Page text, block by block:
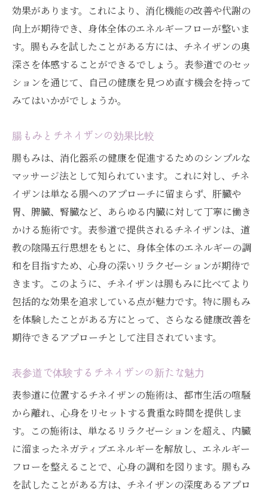
効果があります。これにより、消化機能の改善や代謝の
向上が期待でき、身体全体のエネルギーフローが整いま
す。腸もみを試したことがある方には、チネイザンの奥
深さを体感することができるでしょう。表参道でのセッ
ションを通じて、自己の健康を見つめ直す機会を持って
みてはいかがでしょうか。
腸もみとチネイザンの効果比較
腸もみは、消化器系の健康を促進するためのシンプルな
マッサージ法として知られています。これに対し、チネ
イザンは単なる腸へのアプローチに留まらず、肝臓や
胃、脾臓、腎臓など、あらゆる内臓に対して丁寧に働き
かける施術です。表参道で提供されるチネイザンは、道
教の陰陽五行思想をもとに、身体全体のエネルギーの調
和を目指すため、心身の深いリラクゼーションが期待で
きます。このように、チネイザンは腸もみに比べてより
包括的な効果を追求している点が魅力です。特に腸もみ
を体験したことがある方にとって、さらなる健康改善を
期待できるアプローチとして注目されています。
表参道で体験するチネイザンの新たな魅力
表参道に位置するチネイザンの施術は、都市生活の喧騒
から離れ、心身をリセットする貴重な時間を提供しま
す。この施術は、単なるリラクゼーションを超え、内臓
に溜まったネガティブエネルギーを解放し、エネルギー
フローを整えることで、心身の調和を図ります。腸もみ
を試したことがある方は、チネイザンの深度あるアプロ